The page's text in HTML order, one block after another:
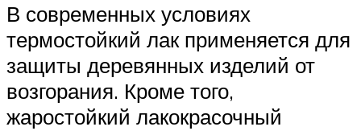
В современных условиях
термостойкий лак применяется для
защиты деревянных изделий от
возгорания. Кроме того,
жаростойкий лакокрасочный